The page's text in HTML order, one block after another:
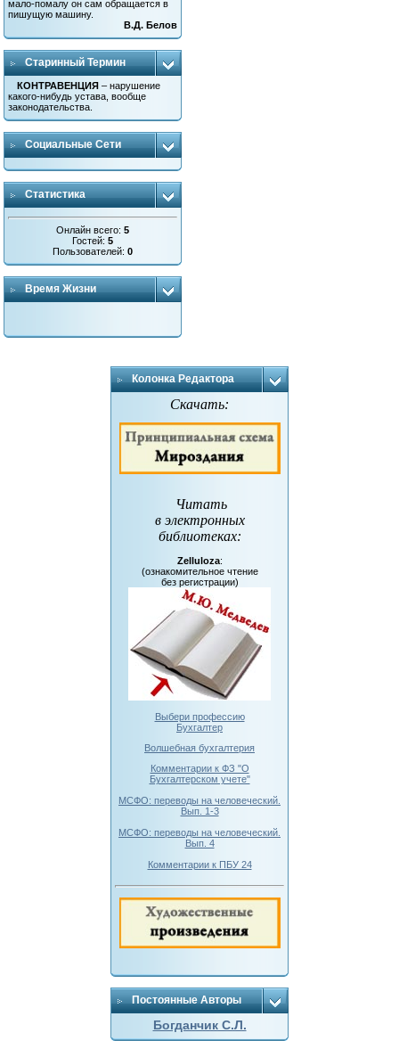
мало-помалу он сам обращается в
пишущую машину.
В.Д. Белов
Старинный Термин
КОНТРАВЕНЦИЯ – нарушение
какого-нибудь устава, вообще
законодательства.
Социальные Сети
Статистика
Онлайн всего:5
Гостей:5
Пользователей:0
Время Жизни
Колонка Редактора
Скачать:
Читать
в электронных
библиотеках:
Zelluloza:
(ознакомительное чтение
без регистрации)
Выбери профессию
Бухгалтер
Волшебная бухгалтерия
Комментарии к ФЗ "О
Бухгалтерском учете"
МСФО: переводы на человеческий.
Вып. 1-3
МСФО: переводы на человеческий.
Вып. 4
Комментарии к ПБУ 24
Постоянные Авторы
Богданчик С.Л.